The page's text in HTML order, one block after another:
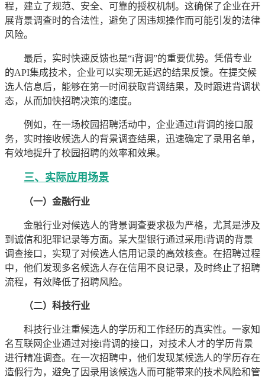
程，建立了规范、安全、可靠的授权机制。这确保了企业在开
展背景调查时的合法性，避免了因违规操作而可能引发的法律
风险。
最后，实时快速反馈也是“i背调”的重要优势。凭借专业
的API集成技术，企业可以实现无延迟的结果反馈。在提交候
选人信息后，能够在第一时间获取背调结果，及时跟进背调状
态，从而加快招聘决策的速度。
例如，在一场校园招聘活动中，企业通过i背调的接口服
务，实时接收候选人的背景调查结果，迅速确定了录用名单，
有效地提升了校园招聘的效率和效果。
三、实际应用场景
（一）金融行业
金融行业对候选人的背景调查要求极为严格，尤其是涉及
到诚信和犯罪记录等方面。某大型银行通过采用i背调的背景
调查接口，实现了对候选人信用记录的高效核查。在招聘过程
中，他们发现多名候选人存在信用不良记录，及时终止了招聘
流程，有效降低了招聘风险。
（二）科技行业
科技行业注重候选人的学历和工作经历的真实性。一家知
名互联网企业通过对接i背调的接口，对技术人才的学历背景
进行精准调查。在一次招聘中，他们发现某候选人的学历存在
造假行为，避免了因录用该候选人而可能带来的技术风险和管